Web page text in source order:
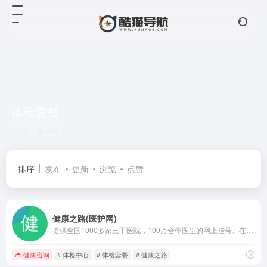
排序 发布 更新 浏览 点赞
健康之路(医护网)
健康咨询 # 体检中心 # 体检套餐 # 健康之路